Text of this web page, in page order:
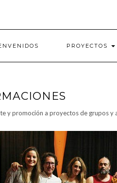
PROYECTOS
y promoción a proyectos de grupos